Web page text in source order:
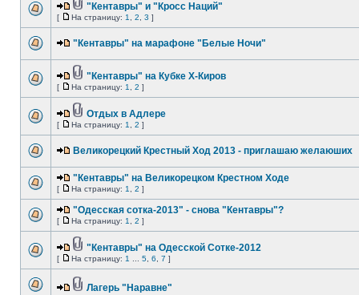
"Кентавры" и "Кросс Наций"
[ На страницу: 1 2 3 ]
"Кентавры" на марафоне "Белые Ночи"
"Кентавры" на Кубке X-Киров
[ На страницу: 1 2 ]
Отдых в Адлере
[ На страницу: 1 2 ]
Великорецкий Крестный Ход 2013 - приглашаю желаюших
"Кентавры" на Великорецком Крестном Ходе
[ На страницу: 1 2 ]
"Одесская сотка-2013" - снова "Кентавры"?
[ На страницу: 1 2 ]
"Кентавры" на Одесской Сотке-2012
[ На страницу: 1 5 6 7 ]
Лагерь "Наравне"